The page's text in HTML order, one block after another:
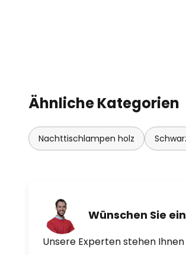
Ähnliche Kategorien
Nachttischlampen holz
Wünschen Sie
Unsere Experten stehen